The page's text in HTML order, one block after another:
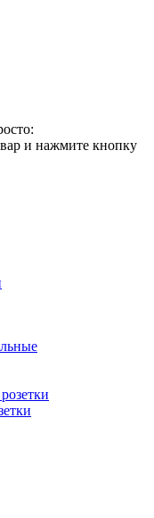
и нажмите кнопку